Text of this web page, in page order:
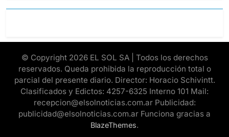
© Copyright 2026 EL SOL SA | Todos los derechos
reservados. Queda prohibida la reproducción total o
parcial del presente diario. Director: Horacio Schivintt.
Clasificados y Edictos: 4257-6325 Interno 101 Mail:
recepcion@elsolnoticias.com.ar Publicidad:
publicidad@elsolnoticias.com.ar Funciona gracias a
BlazeThemes.